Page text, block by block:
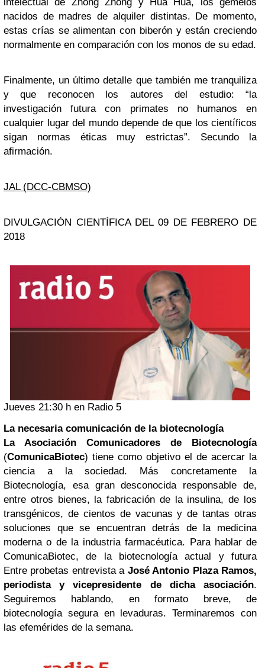
nacidos de madres de alquiler distintas. De momento,
estas crías se alimentan con biberón y están creciendo
normalmente en comparación con los monos de su edad.
Finalmente, un último detalle que también me tranquiliza
y que reconocen los autores del estudio: “la
investigación futura con primates no humanos en
cualquier lugar del mundo depende de que los científicos
sigan normas éticas muy estrictas”. Secundo la
afirmación.
JAL (DCC-CBMSO)
DIVULGACIÓN CIENTÍFICA DEL 09 DE FEBRERO DE
2018
Jueves 21:30 h en Radio 5
La necesaria comunicación de la biotecnología
La Asociación Comunicadores de Biotecnología
(ComunicaBiotec) tiene como objetivo el de acercar la
ciencia a la sociedad. Más concretamente la
Biotecnología, esa gran desconocida responsable de,
entre otros bienes, la fabricación de la insulina, de los
transgénicos, de cientos de vacunas y de tantas otras
soluciones que se encuentran detrás de la medicina
moderna o de la industria farmacéutica. Para hablar de
ComunicaBiotec, de la biotecnología actual y futura
Entre probetas entrevista a José Antonio Plaza Ramos,
periodista y vicepresidente de dicha asociación.
Seguiremos hablando, en formato breve, de
biotecnología segura en levaduras. Terminaremos con
las efemérides de la semana.